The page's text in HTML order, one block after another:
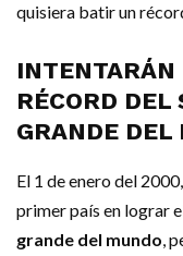
quisiera batir un
INTENTARÁN
RÉCORD DEL
GRANDE DEL
El 1 de enero del
primer país en lograr
grande del mundo ,